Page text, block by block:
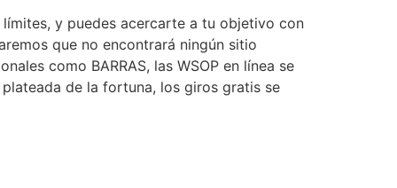
y puedes acercarte a tu objetivo con
que no encontrará ningún sitio
como BARRAS, las WSOP en línea se
de la fortuna, los giros gratis se